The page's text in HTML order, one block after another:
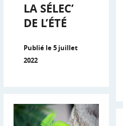
LA SÉLEC’
DE L’ÉTÉ
Publié le 5 juillet
2022